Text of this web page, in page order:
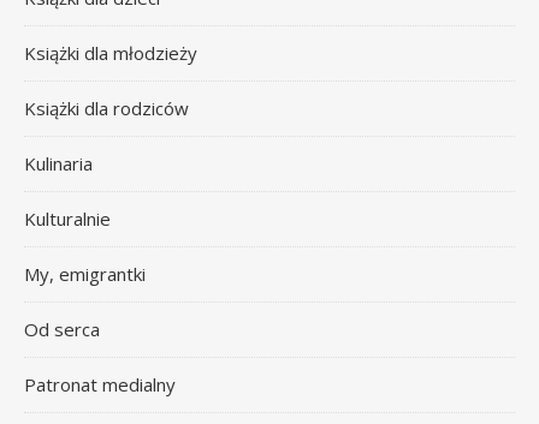
Książki dla młodzieży
Książki dla rodziców
Kulinaria
Kulturalnie
My, emigrantki
Od serca
Patronat medialny